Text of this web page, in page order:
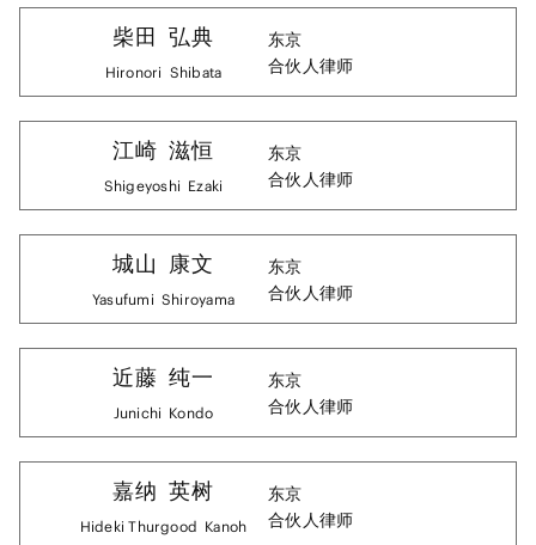
柴田 弘典
Hironori Shibata
东京
合伙人律师
江崎 滋恒
Shigeyoshi Ezaki
东京
合伙人律师
城山 康文
Yasufumi Shiroyama
东京
合伙人律师
近藤 纯一
Junichi Kondo
东京
合伙人律师
嘉纳 英树
Hideki Thurgood Kanoh
东京
合伙人律师